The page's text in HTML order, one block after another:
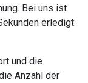
Bei uns ist
erledigt
und die
Anzahl der